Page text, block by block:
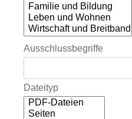
Ausschlussbegriffe
Dateityp